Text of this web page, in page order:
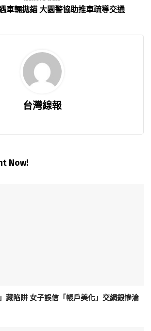
車輛拋錨 大園警協助推車疏導交通
台灣線報
Now!
藏陷阱 女子誤信「帳戶美化」交網銀慘淪